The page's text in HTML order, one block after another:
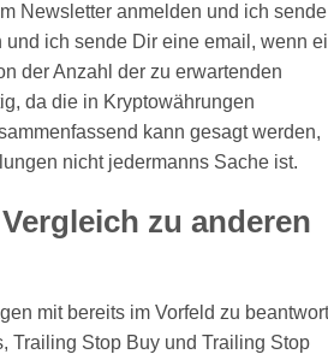
Newsletter anmelden und ich sende
ich sende Dir eine email, wenn
der Anzahl der zu erwartenden
da die in Kryptowährungen
kann gesagt werden,
nicht jedermanns Sache ist.
zu anderen
mit bereits im Vorfeld zu
Trailing Stop Buy und Trailing Stop